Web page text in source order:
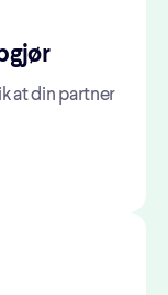
at din partner